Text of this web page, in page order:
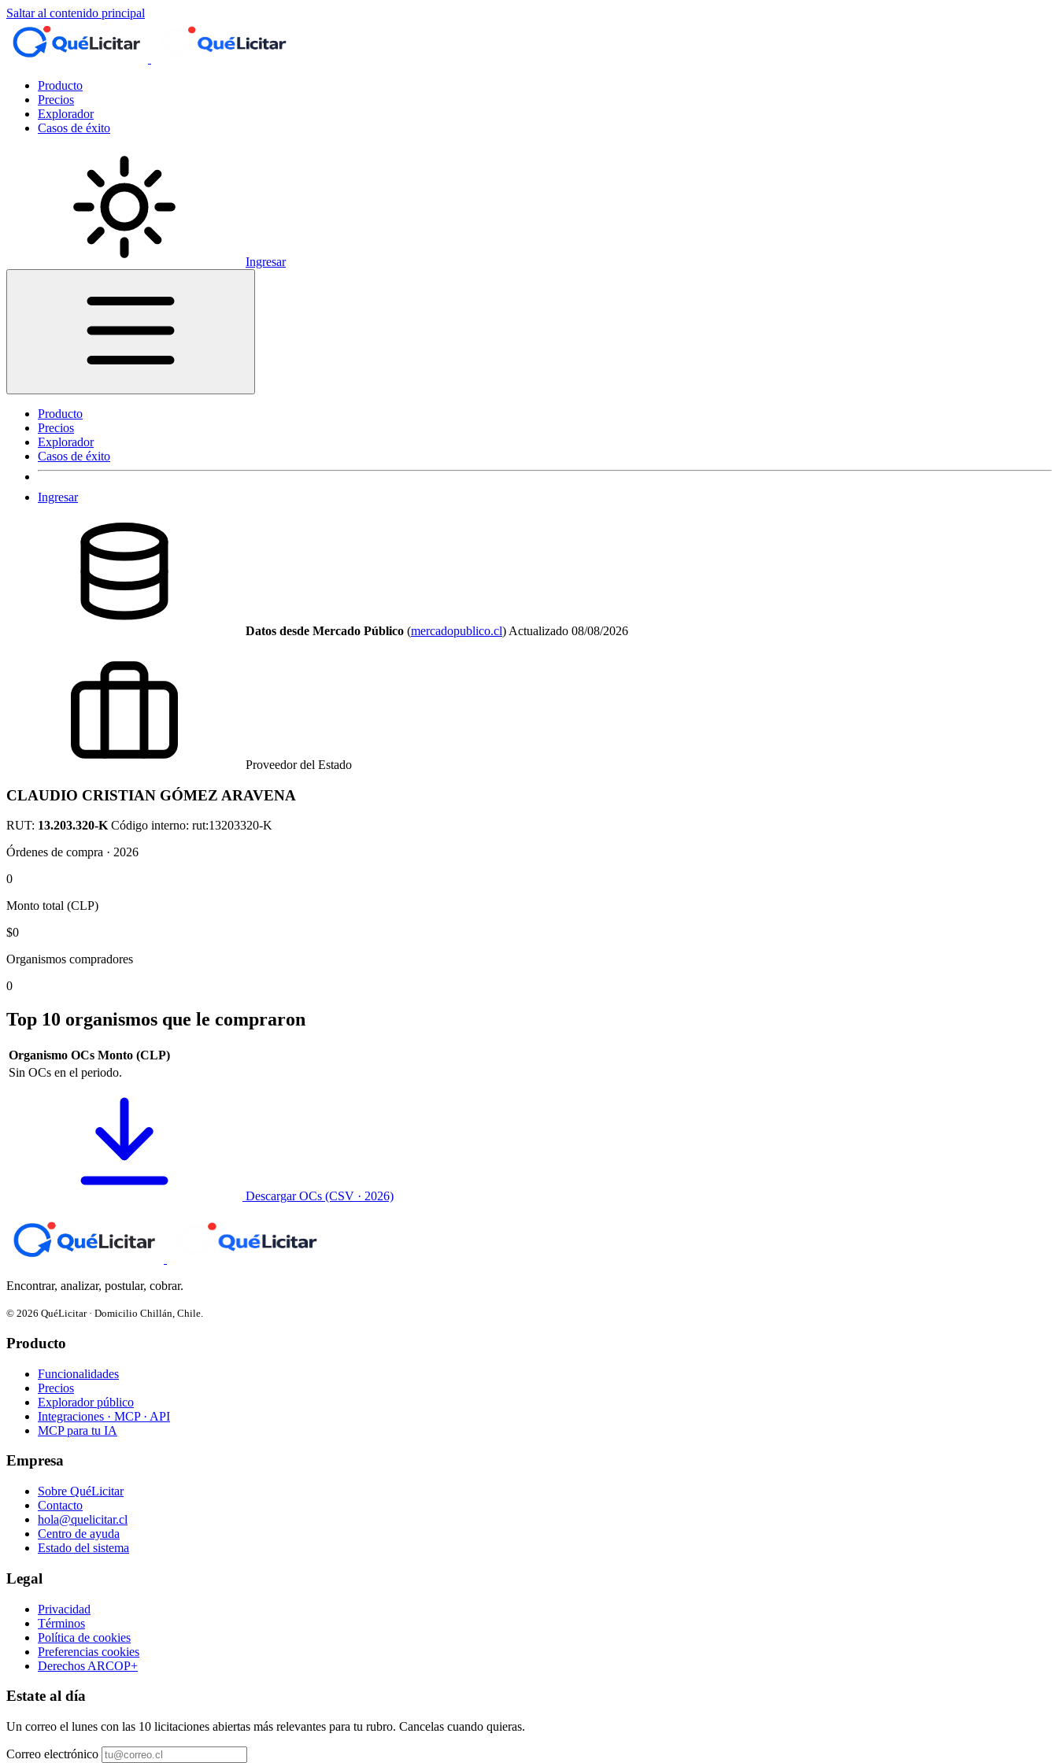
Saltar al contenido principal
Producto
Precios
Explorador
Casos de éxito
Ingresar
Producto
Precios
Explorador
Casos de éxito
Ingresar
Datos desde Mercado Público (mercadopublico.cl) Actualizado 08/08/2026
Proveedor del Estado
CLAUDIO CRISTIAN GÓMEZ ARAVENA
RUT: 13.203.320-K Código interno: rut:13203320-K
Órdenes de compra · 2026
0
Monto total (CLP)
$0
Organismos compradores
0
Top 10 organismos que le compraron
Organismo OCs Monto (CLP)
Sin OCs en el periodo.
Descargar OCs (CSV · 2026)
Encontrar, analizar, postular, cobrar.
© 2026 QuéLicitar · Domicilio Chillán, Chile.
Producto
Funcionalidades
Precios
Explorador público
Integraciones · MCP · API
MCP para tu IA
Empresa
Sobre QuéLicitar
Contacto
hola@quelicitar.cl
Centro de ayuda
Estado del sistema
Legal
Privacidad
Términos
Política de cookies
Preferencias cookies
Derechos ARCOP+
Estate al día
Un correo el lunes con las 10 licitaciones abiertas más relevantes para tu rubro. Cancelas cuando quieras.
Correo electrónico